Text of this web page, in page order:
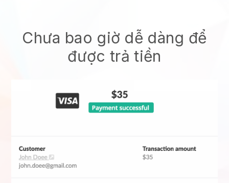
Chưa bao giờ dễ dàng để
được trả tiền